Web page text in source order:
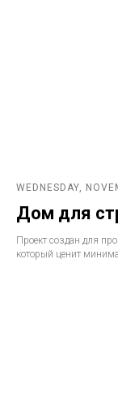
WEDNESDAY,
Дом для
Проект создан для
который ценит